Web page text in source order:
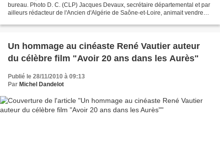
bureau. Photo D. C. (CLP) Jacques Devaux, secrétaire départemental et par
ailleurs rédacteur de l'Ancien d'Algérie de Saône-et-Loire, animait vendredi
Un hommage au cinéaste René Vautier auteur
du célèbre film "Avoir 20 ans dans les Aurès"
Publié le 28/11/2010 à 09:13
Par Michel Dandelot